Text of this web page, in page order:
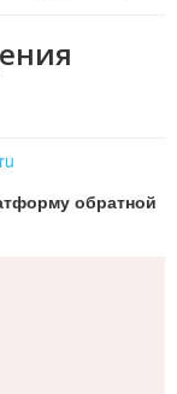
обратной